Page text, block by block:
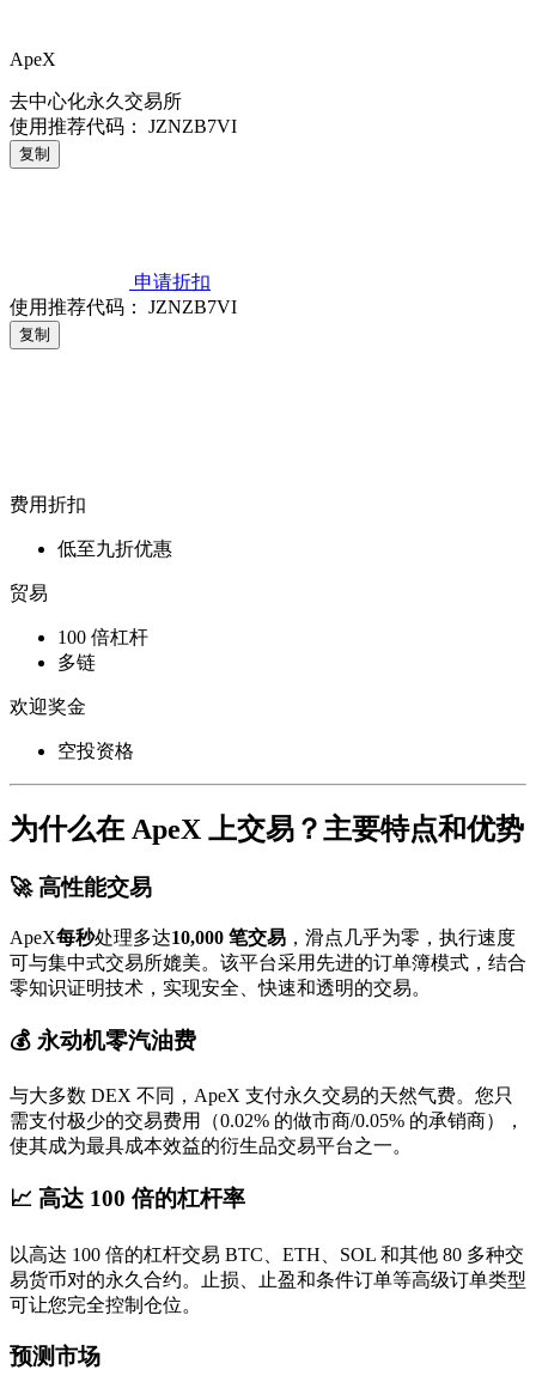
ApeX
去中心化永久交易所
使用推荐代码： JZNZB7VI
复制
申请折扣
使用推荐代码： JZNZB7VI
复制
费用折扣
低至九折优惠
贸易
100 倍杠杆
多链
欢迎奖金
空投资格
为什么在 ApeX 上交易？主要特点和优势
🚀 高性能交易
ApeX每秒处理多达10,000 笔交易 ，滑点几乎为零，执行速度
可与集中式交易所媲美。该平台采用先进的订单簿模式，结合
零知识证明技术，实现安全、快速和透明的交易。
💰 永动机零汽油费
与大多数 DEX 不同，ApeX 支付永久交易的天然气费。您只
需支付极少的交易费用（0.02% 的做市商/0.05% 的承销商），
使其成为最具成本效益的衍生品交易平台之一。
📈 高达 100 倍的杠杆率
以高达 100 倍的杠杆交易 BTC、ETH、SOL 和其他 80 多种交
易货币对的永久合约。止损、止盈和条件订单等高级订单类型
可让您完全控制仓位。
预测市场